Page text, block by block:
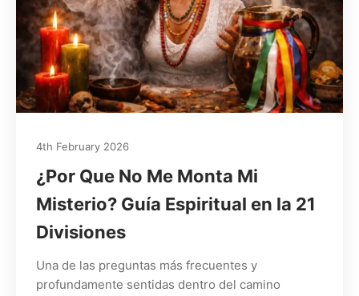
4th February 2026
¿Por Que No Me Monta Mi
Misterio? Guía Espiritual en la 21
Divisiones
Una de las preguntas más frecuentes y
profundamente sentidas dentro del camino